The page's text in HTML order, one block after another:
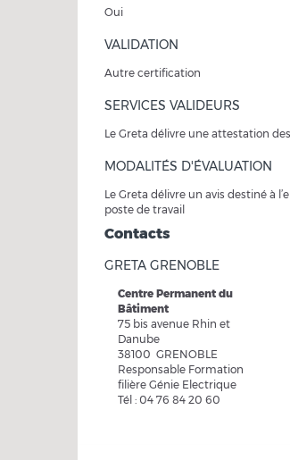
Oui
VALIDATION
Autre certification
SERVICES VALIDEURS
Le Greta délivre une attestation
MODALITÉS D'ÉVALUATION
Le Greta délivre un avis destiné à
poste de travail
Contacts
GRETA GRENOBLE
Centre Permanent du
Bâtiment
75 bis avenue Rhin et
Danube
38100 GRENOBLE
Responsable Formation
filière Génie Electrique
Tél : 04 76 84 20 60